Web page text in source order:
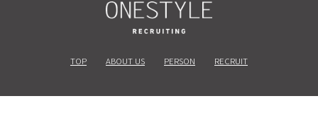
TOP ABOUT US PERSON RECRUIT